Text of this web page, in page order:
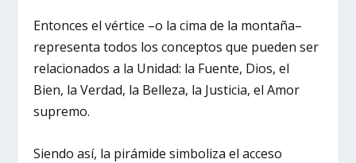
Entonces el vértice –o la cima de la montaña–
representa todos los conceptos que pueden ser
relacionados a la Unidad: la Fuente, Dios, el
Bien, la Verdad, la Belleza, la Justicia, el Amor
supremo.
Siendo así, la pirámide simboliza el acceso